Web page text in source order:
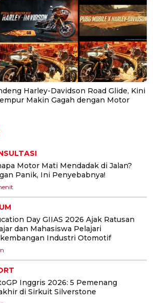
Harley-Davidson Road Glide, Kini
Makin Gagah dengan Motor
Motor Mati Mendadak di Jalan?
Panik, Ini Penyebabnya!
Day GIIAS 2026 Ajak Ratusan
dan Mahasiswa Pelajari
Industri Otomotif
Inggris 2026: 5 Pemenang
di Sirkuit Silverstone